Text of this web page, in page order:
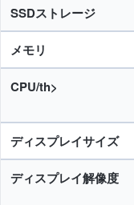
SSDストレージ
メモリ
CPU/th>
ディスプレイサイズ
ディスプレイ解像度